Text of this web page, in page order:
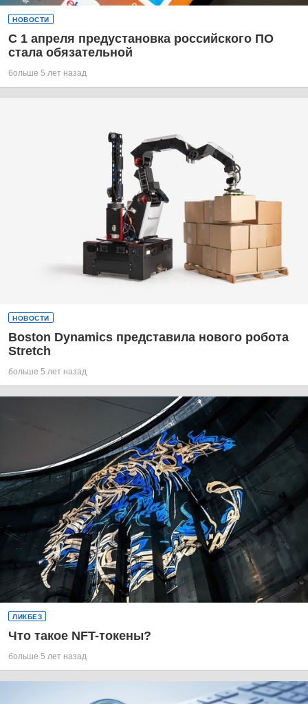
НОВОСТИ
С 1 апреля предустановка российского ПО
стала обязательной
больше 5 лет назад
НОВОСТИ
Boston Dynamics представила нового робота
Stretch
больше 5 лет назад
ЛИКБЕЗ
Что такое NFT-токены?
больше 5 лет назад